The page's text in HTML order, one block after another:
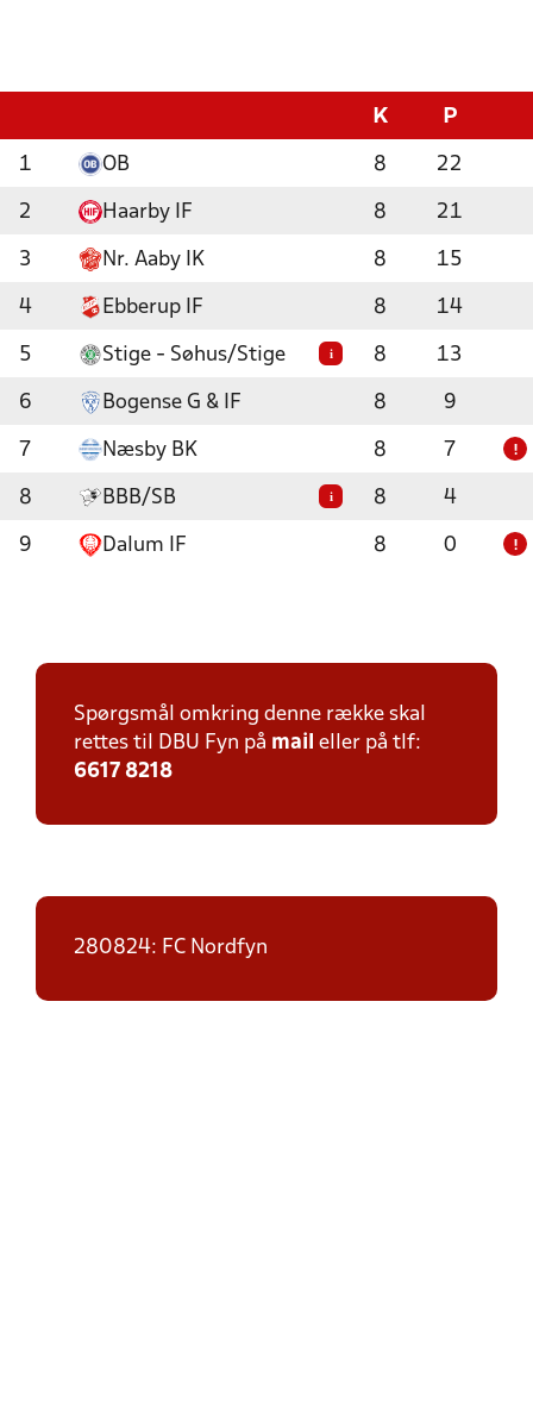
K P
1 OB 8 22
2 Haarby IF 8 21
3 Nr. Aaby IK 8 15
4 Ebberup IF 8 14
5 Stige - Søhus/Stige i 8 13
6 Bogense G & IF 8 9
7 Næsby BK 8 7 !
8 BBB/SB i 8 4
9 Dalum IF 8 0 !
Spørgsmål omkring denne række skal
rettes til DBU Fyn på mail eller på tlf:
6617 8218
280824: FC Nordfyn